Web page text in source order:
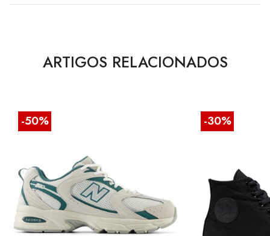
ARTIGOS RELACIONADOS
-50% -30%